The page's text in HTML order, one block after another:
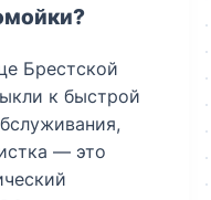
Брестской
к быстрой
— это